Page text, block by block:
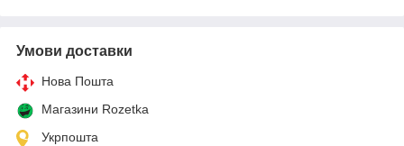
Умови доставки
Нова Пошта
Магазини Rozetka
Укрпошта